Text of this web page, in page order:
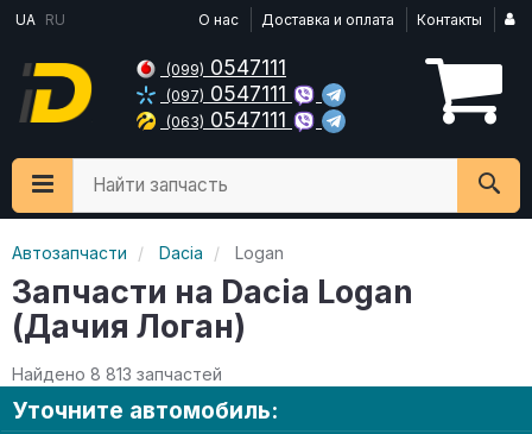
UA RU О нас Доставка и оплата Контакты
(099) 0547111
(097) 0547111
(063) 0547111
Найти запчасть
Автозапчасти Dacia Logan
Запчасти на Dacia Logan
(Дачия Логан)
Найдено 8 813 запчастей
Уточните автомобиль: